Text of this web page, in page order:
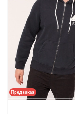
Предзаказ